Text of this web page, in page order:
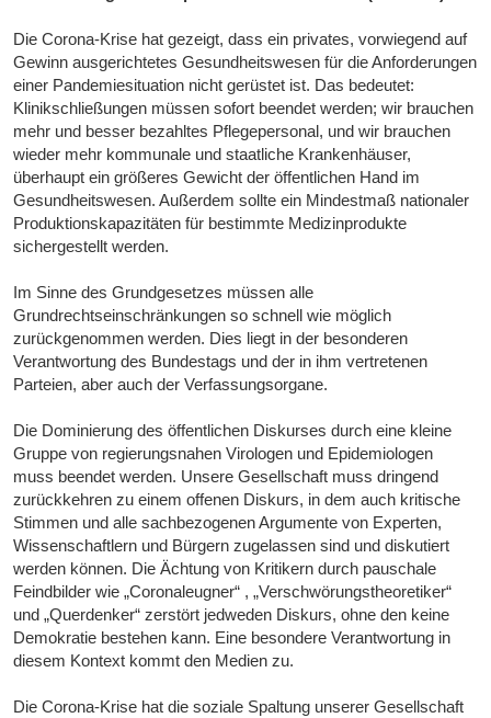
Die Corona-Krise hat gezeigt, dass ein privates, vorwiegend auf
Gewinn ausgerichtetes Gesundheitswesen für die Anforderungen
einer Pandemiesituation nicht gerüstet ist. Das bedeutet:
Klinikschließungen müssen sofort beendet werden; wir brauchen
mehr und besser bezahltes Pflegepersonal, und wir brauchen
wieder mehr kommunale und staatliche Krankenhäuser,
überhaupt ein größeres Gewicht der öffentlichen Hand im
Gesundheitswesen. Außerdem sollte ein Mindestmaß nationaler
Produktionskapazitäten für bestimmte Medizinprodukte
sichergestellt werden.
Im Sinne des Grundgesetzes müssen alle
Grundrechtseinschränkungen so schnell wie möglich
zurückgenommen werden. Dies liegt in der besonderen
Verantwortung des Bundestags und der in ihm vertretenen
Parteien, aber auch der Verfassungsorgane.
Die Dominierung des öffentlichen Diskurses durch eine kleine
Gruppe von regierungsnahen Virologen und Epidemiologen
muss beendet werden. Unsere Gesellschaft muss dringend
zurückkehren zu einem offenen Diskurs, in dem auch kritische
Stimmen und alle sachbezogenen Argumente von Experten,
Wissenschaftlern und Bürgern zugelassen sind und diskutiert
werden können. Die Ächtung von Kritikern durch pauschale
Feindbilder wie „Coronaleugner“ , „Verschwörungstheoretiker“
und „Querdenker“ zerstört jedweden Diskurs, ohne den keine
Demokratie bestehen kann. Eine besondere Verantwortung in
diesem Kontext kommt den Medien zu.
Die Corona-Krise hat die soziale Spaltung unserer Gesellschaft